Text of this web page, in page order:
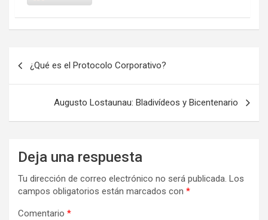
entradas
¿Qué es el Protocolo Corporativo?
Augusto Lostaunau: Bladivídeos y Bicentenario
Deja una respuesta
Tu dirección de correo electrónico no será publicada. Los
campos obligatorios están marcados con *
Comentario *